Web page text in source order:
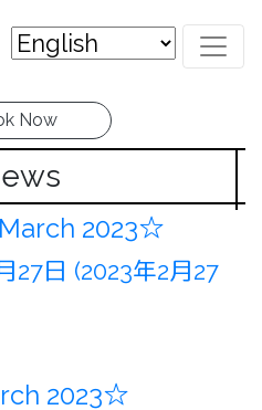
Now
2023☆
27日 (2023年2月27
2023☆